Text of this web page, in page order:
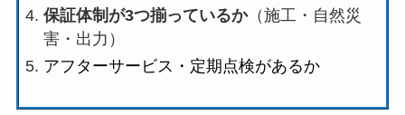
保証体制が3つ揃っているか（施工・自然災
害・出力）
アフターサービス・定期点検があるか